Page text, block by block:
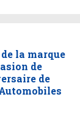
la marque
de
de